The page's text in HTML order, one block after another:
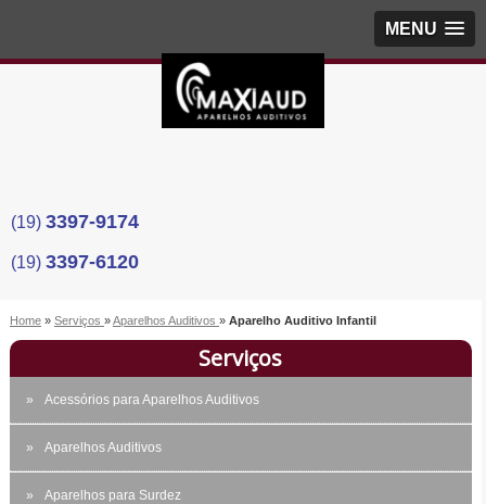
MENU
(19) 3397-9174
(19) 3397-6120
Home » Serviços »Aparelhos Auditivos » Aparelho Auditivo Infantil
Serviços
Acessórios para Aparelhos Auditivos
Aparelhos Auditivos
Aparelhos para Surdez